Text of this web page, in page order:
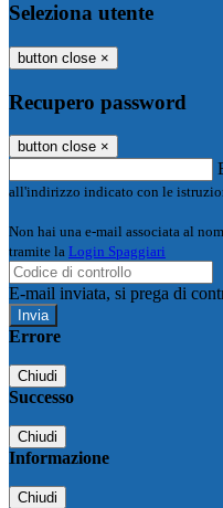
Seleziona utente
button close ×
Recupero password
button close ×
all'indirizzo indicato con le
Non hai una e-mail associata al
tramite la Login Spaggiari
E-mail inviata, si prega di
Errore
Chiudi
Successo
Chiudi
Informazione
Chiudi